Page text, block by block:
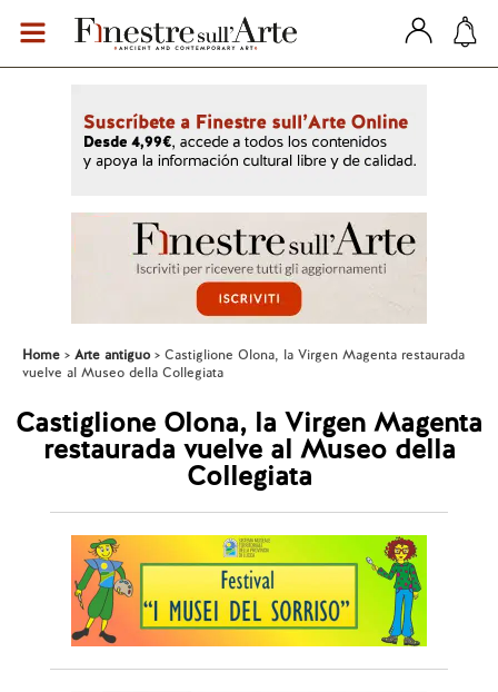
Home Arte antiguo
Castiglione Olona, la Virgen Magenta restaurada
vuelve al Museo della Collegiata
Castiglione Olona, la Virgen Magenta
restaurada vuelve al Museo della
Collegiata